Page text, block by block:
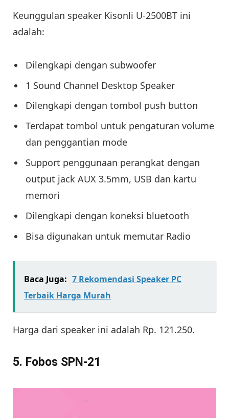
Keunggulan speaker Kisonli U-2500BT ini
adalah:
Dilengkapi dengan subwoofer
1 Sound Channel Desktop Speaker
Dilengkapi dengan tombol push button
Terdapat tombol untuk pengaturan volume
dan penggantian mode
Support penggunaan perangkat dengan
output jack AUX 3.5mm, USB dan kartu
memori
Dilengkapi dengan koneksi bluetooth
Bisa digunakan untuk memutar Radio
Baca Juga: 7 Rekomendasi Speaker PC
Terbaik Harga Murah
Harga dari speaker ini adalah Rp. 121.250.
5. Fobos SPN-21